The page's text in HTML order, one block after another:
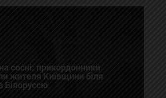
сосні: прикордонники
жителя Київщини біля
Білоруссю